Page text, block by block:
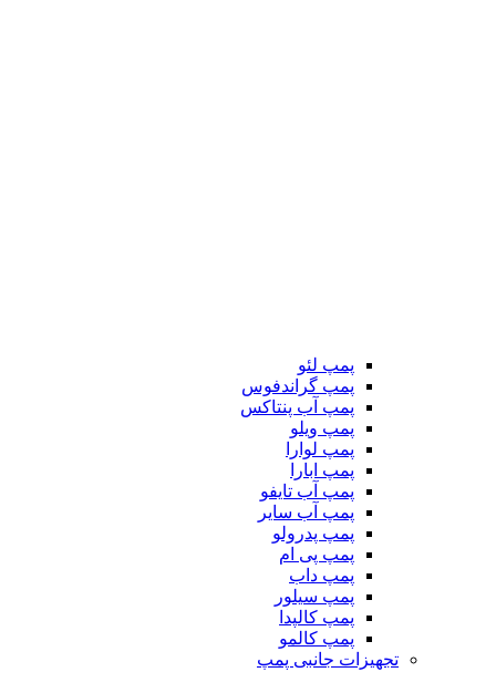
پمپ لئو
پمپ گراندفوس
پمپ آب پنتاکس
پمپ ویلو
پمپ لوارا
پمپ ابارا
پمپ آب تایفو
پمپ آب سایر
پمپ پدرولو
پمپ پی ام
پمپ داب
پمپ سیلور
پمپ کالپدا
پمپ کالمو
تجهیزات جانبی پمپ